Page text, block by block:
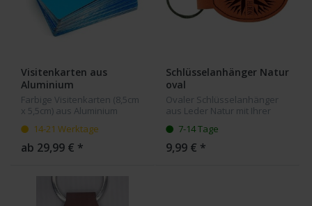
Visitenkarten aus
Aluminium
Farbige Visitenkarten (8,5cm
x 5,5cm) aus Aluminium
Nicht nur als Visitenkarte
sondern auch z.B. als
besondere Eintrittskarte...
14-21 Werktage
ab 29,99 € *
Schlüsselanhänger Natur
oval
Ovaler Schlüsselanhänger
aus Leder Natur mit Ihrer
7-14 Tage
9,99 € *